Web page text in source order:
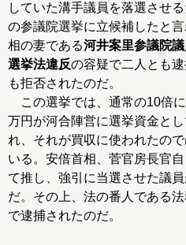
していた溝手議員を落選させ
の参議院選挙に立候補したと
相の妻である河井案里参議院議
選挙法違反の容疑で二人とも
も拒否されたのだ。
この選挙では、通常の10倍
万円が河合陣営に選挙資金と
れ、それが買収に使われたの
いる。安倍首相、菅官房長官
て推し、強引に当選させた議
だ。その上、法の番人である
で逮捕されたのだ。